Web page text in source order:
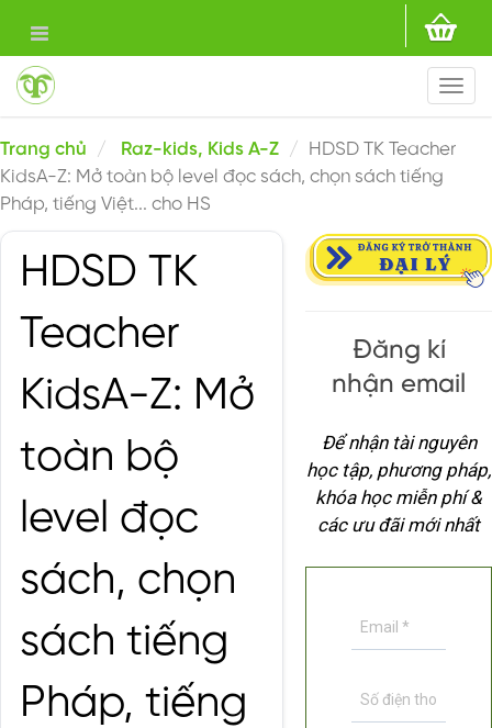
Trang chủ Raz-kids, Kids A-Z
HDSD TK Teacher
KidsA-Z: Mở toàn bộ level đọc sách, chọn sách tiếng
Pháp, tiếng Việt... cho HS
HDSD TK
Teacher
KidsA-Z: Mở
toàn bộ
level đọc
sách, chọn
sách tiếng
Pháp, tiếng
Đăng kí
nhận email
Để nhận tài nguyên
học tập, phương pháp,
khóa học miễn phí &
các ưu đãi mới nhất